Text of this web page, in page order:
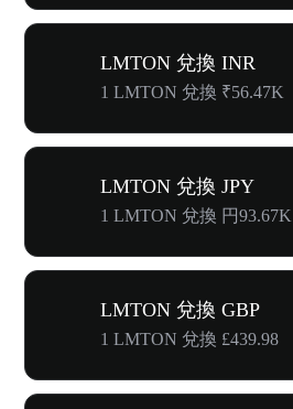
LMTON 兌換 INR
1 LMTON 兌換 ₹56.47K
LMTON 兌換 JPY
1 LMTON 兌換 円93.67K
LMTON 兌換 GBP
1 LMTON 兌換 £439.98